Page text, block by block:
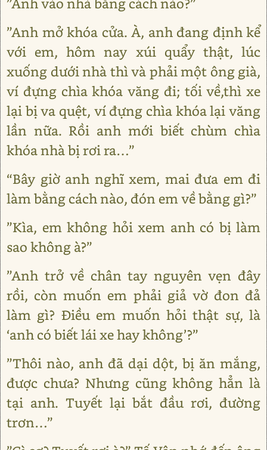
”Anh mở khóa cửa. À, anh đang định kể
với em, hôm nay xúi quẩy thật, lúc
xuống dưới nhà thì và phải một ông già,
ví đựng chìa khóa văng đi; tối về,thì xe
lại bị va quệt, ví đựng chìa khóa lại văng
lần nữa. Rồi anh mới biết chùm chìa
khóa nhà bị rơi ra…”
“Bây giờ anh nghĩ xem, mai đưa em đi
làm bằng cách nào, đón em về bằng gì?”
”Kìa, em không hỏi xem anh có bị làm
sao không à?”
”Anh trở về chân tay nguyên vẹn đây
rồi, còn muốn em phải giả vờ đon đả
làm gì? Điều em muốn hỏi thật sự, là
‘anh có biết lái xe hay không’?”
”Thôi nào, anh đã dại dột, bị ăn mắng,
được chưa? Nhưng cũng không hẳn là
tại anh. Tuyết lại bắt đầu rơi, đường
trơn…”